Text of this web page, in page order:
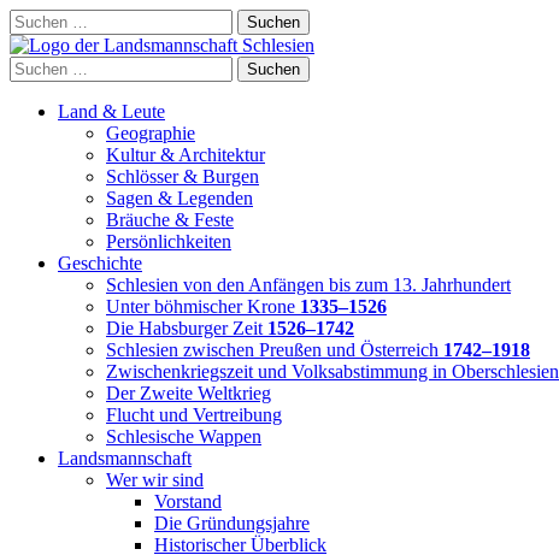
Skip
to
content
Suchen
nach:
Suchen
nach:
Land & Leute
Geographie
Kultur & Architektur
Schlösser & Burgen
Sagen & Legenden
Bräuche & Feste
Persönlichkeiten
Geschichte
Schlesien von den Anfängen bis zum 13. Jahrhundert
Unter böhmischer Krone 1335–1526
Die Habsburger Zeit 1526–1742
Schlesien zwischen Preußen und Österreich 1742–1918
Zwischenkriegszeit und Volksabstimmung in Oberschlesien
Der Zweite Weltkrieg
Flucht und Vertreibung
Schlesische Wappen
Landsmannschaft
Wer wir sind
Vorstand
Die Gründungsjahre
Historischer Überblick